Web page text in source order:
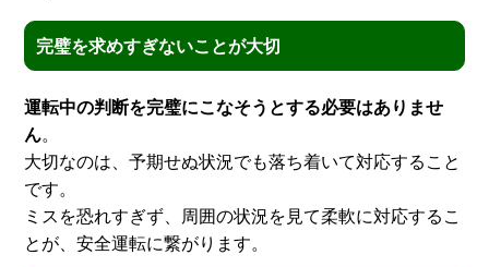
完璧を求めすぎないことが大切
運転中の判断を完璧にこなそうとする必要はありませ
ん。
大切なのは、予期せぬ状況でも落ち着いて対応すること
です。
ミスを恐れすぎず、周囲の状況を見て柔軟に対応するこ
とが、安全運転に繋がります。